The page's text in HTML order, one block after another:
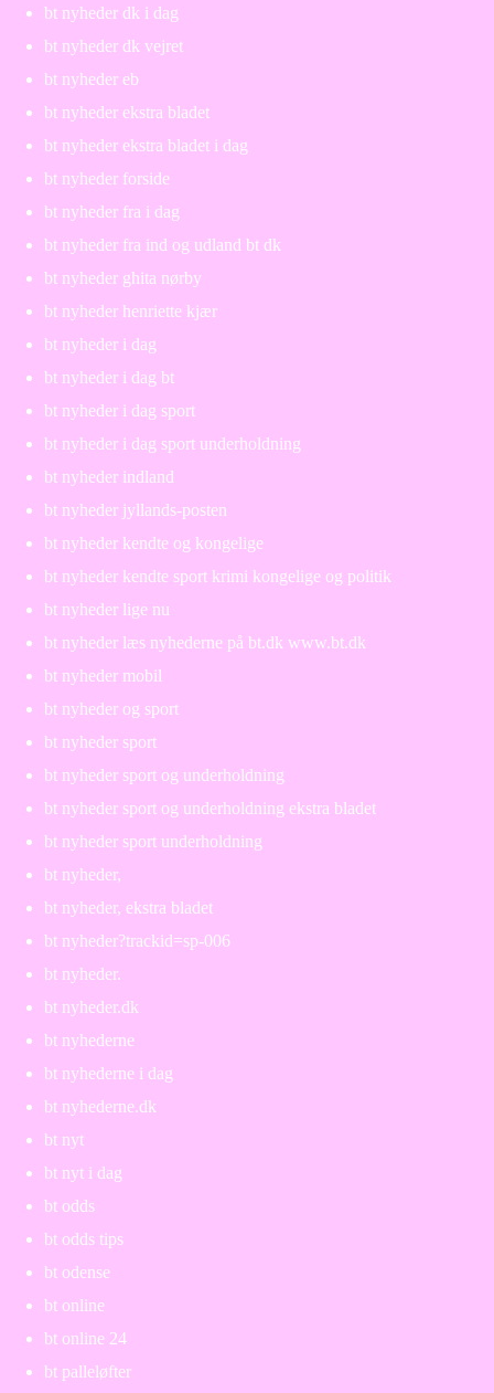
bt nyheder dk i dag
bt nyheder dk vejret
bt nyheder eb
bt nyheder ekstra bladet
bt nyheder ekstra bladet i dag
bt nyheder forside
bt nyheder fra i dag
bt nyheder fra ind og udland bt dk
bt nyheder ghita nørby
bt nyheder henriette kjær
bt nyheder i dag
bt nyheder i dag bt
bt nyheder i dag sport
bt nyheder i dag sport underholdning
bt nyheder indland
bt nyheder jyllands-posten
bt nyheder kendte og kongelige
bt nyheder kendte sport krimi kongelige og politik
bt nyheder lige nu
bt nyheder læs nyhederne på bt.dk www.bt.dk
bt nyheder mobil
bt nyheder og sport
bt nyheder sport
bt nyheder sport og underholdning
bt nyheder sport og underholdning ekstra bladet
bt nyheder sport underholdning
bt nyheder,
bt nyheder, ekstra bladet
bt nyheder?trackid=sp-006
bt nyheder.
bt nyheder.dk
bt nyhederne
bt nyhederne i dag
bt nyhederne.dk
bt nyt
bt nyt i dag
bt odds
bt odds tips
bt odense
bt online
bt online 24
bt palleløfter